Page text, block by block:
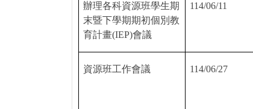
辦理各科資源班學生期
末暨下學期期初個別教
育計畫(IEP)會議
114/06/11
資源班工作會議 114/06/27